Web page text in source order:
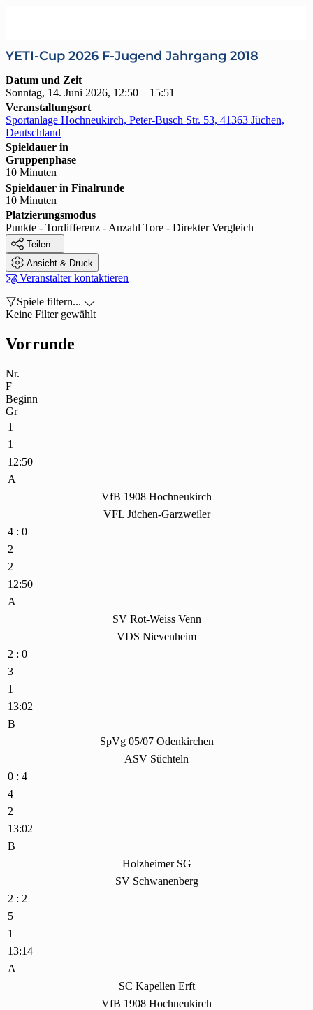
YETI-Cup 2026 F-Jugend Jahrgang 2018
Datum und Zeit
Sonntag, 14. Juni 2026, 12:50 – 15:51
Veranstaltungsort
Sportanlage Hochneukirch, Peter-Busch Str. 53, 41363 Jüchen,
Deutschland
Spieldauer in
Gruppenphase
10 Minuten
Spieldauer in Finalrunde
10 Minuten
Platzierungsmodus
Punkte - Tordifferenz - Anzahl Tore - Direkter Vergleich
 Teilen...
 Ansicht & Druck
 Veranstalter kontaktieren
Spiele filtern... 
Keine Filter gewählt
Vorrunde
Nr.
F
Beginn
Gr
1
1
12:50
A
VfB 1908 Hochneukirch
VFL Jüchen-Garzweiler
4 : 0
2
2
12:50
A
SV Rot-Weiss Venn
VDS Nievenheim
2 : 0
3
1
13:02
B
SpVg 05/07 Odenkirchen
ASV Süchteln
0 : 4
4
2
13:02
B
Holzheimer SG
SV Schwanenberg
2 : 2
5
1
13:14
A
SC Kapellen Erft
VfB 1908 Hochneukirch